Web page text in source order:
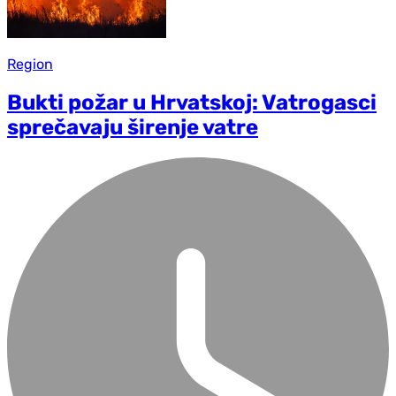
Region
Bukti požar u Hrvatskoj: Vatrogasci
sprečavaju širenje vatre